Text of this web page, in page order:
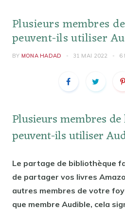
Plusieurs membres
peuvent-ils utiliser
BY MONA HADAD 31 MAI 2022 6
Plusieurs membres
peuvent-ils utiliser
Le partage de bibliothèque
de partager vos livres
autres membres de votre
que membre Audible, cela